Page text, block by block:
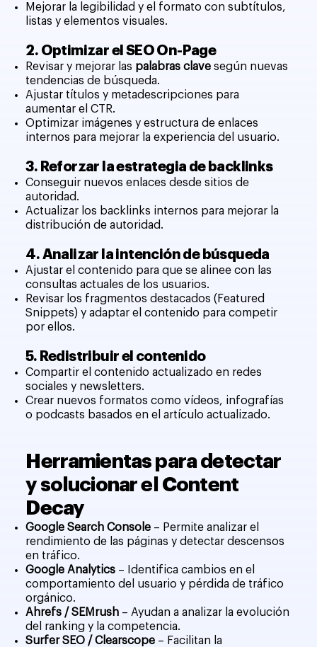
Mejorar la legibilidad y el formato con subtítulos,
listas y elementos visuales.
2. Optimizar el SEO On-Page
Revisar y mejorar las palabras clave según nuevas
tendencias de búsqueda.
Ajustar títulos y metadescripciones para
aumentar el CTR.
Optimizar imágenes y estructura de enlaces
internos para mejorar la experiencia del usuario.
3. Reforzar la estrategia de backlinks
Conseguir nuevos enlaces desde sitios de
autoridad.
Actualizar los backlinks internos para mejorar la
distribución de autoridad.
4. Analizar la intención de búsqueda
Ajustar el contenido para que se alinee con las
consultas actuales de los usuarios.
Revisar los fragmentos destacados (Featured
Snippets) y adaptar el contenido para competir
por ellos.
5. Redistribuir el contenido
Compartir el contenido actualizado en redes
sociales y newsletters.
Crear nuevos formatos como vídeos, infografías
o podcasts basados en el artículo actualizado.
Herramientas para detectar
y solucionar el Content
Decay
Google Search Console – Permite analizar el
rendimiento de las páginas y detectar descensos
en tráfico.
Google Analytics – Identifica cambios en el
comportamiento del usuario y pérdida de tráfico
orgánico.
Ahrefs / SEMrush – Ayudan a analizar la evolución
del ranking y la competencia.
Surfer SEO / Clearscope – Facilitan la